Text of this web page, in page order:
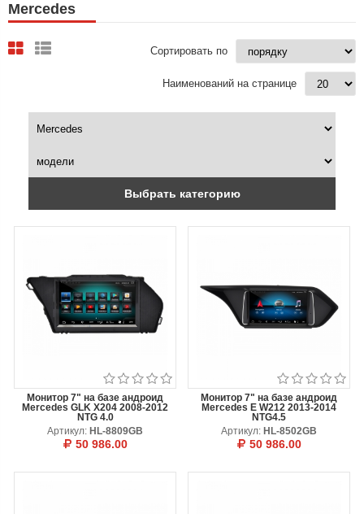
Mercedes
Сортировать по
Наименований на странице
Выбрать категорию
Монитор 7" на базе андроид
Mercedes GLK X204 2008-2012
NTG 4.0
Артикул: HL-8809GB
50 986.00
Монитор 7" на базе андроид
Mercedes E W212 2013-2014
NTG4.5
Артикул: HL-8502GB
50 986.00